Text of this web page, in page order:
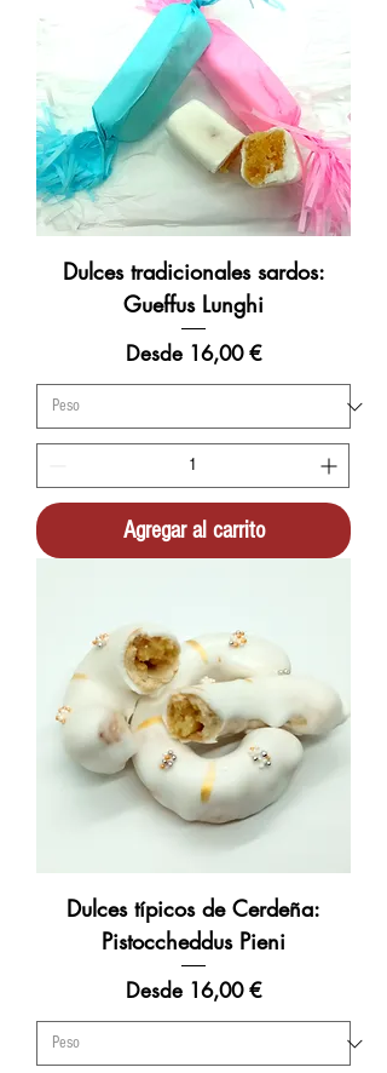
Dulces tradicionales sardos:
Gueffus Lunghi
Desde 16,00 €
Precio de oferta
Agregar al carrito
Dulces típicos de Cerdeña:
Pistoccheddus Pieni
Desde 16,00 €
Precio de oferta